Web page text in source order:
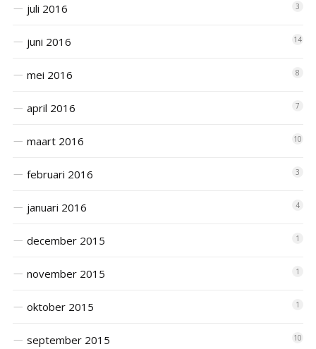
juli 2016 3
juni 2016 14
mei 2016 8
april 2016 7
maart 2016 10
februari 2016 3
januari 2016 4
december 2015 1
november 2015 1
oktober 2015 1
september 2015 10